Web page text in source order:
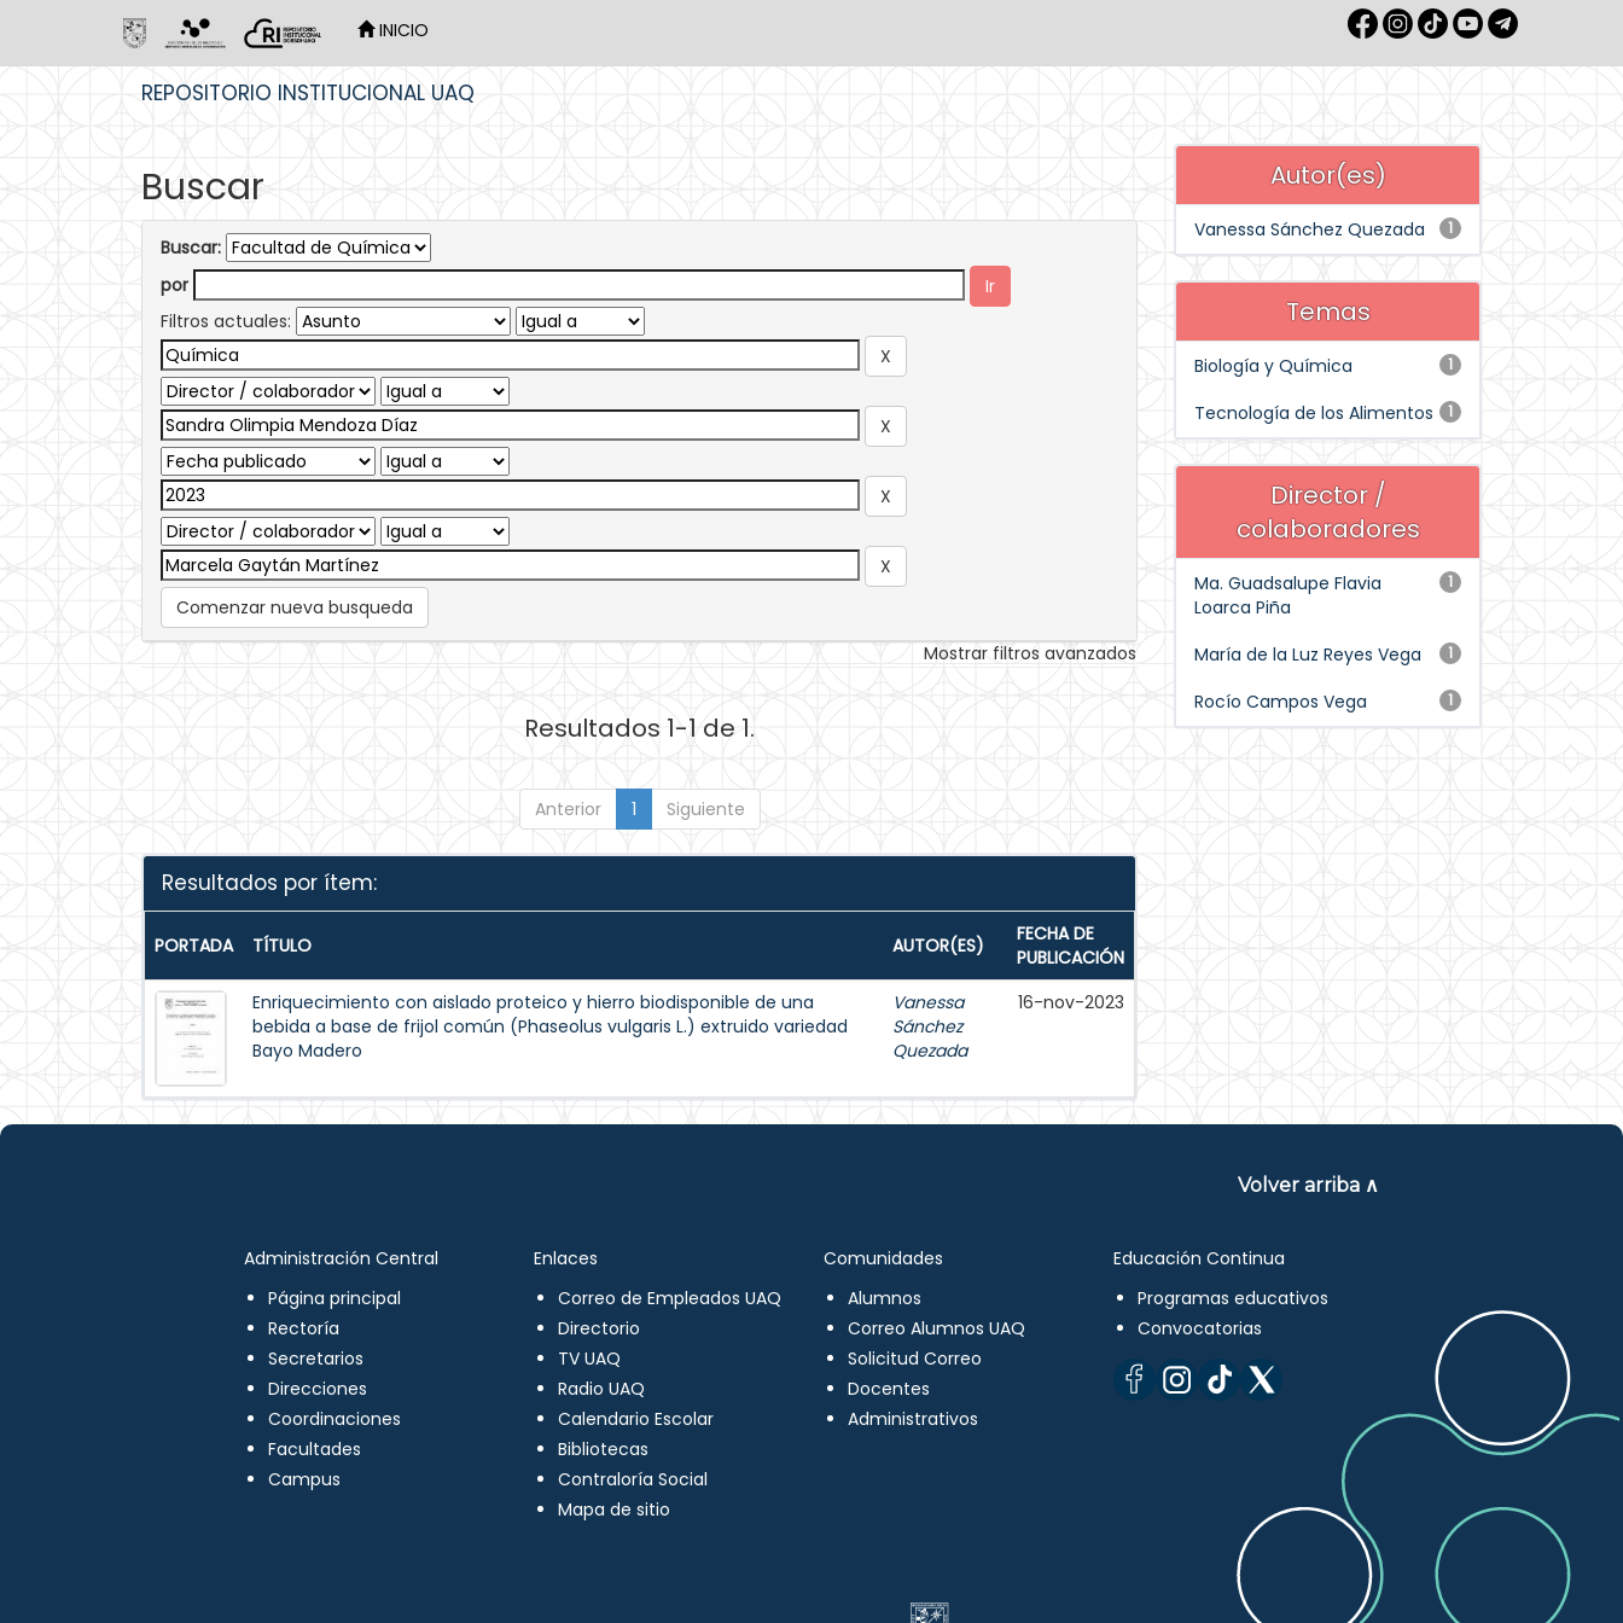
INICIO
REPOSITORIO INSTITUCIONAL UAQ
Buscar
Buscar:
por
Filtros actuales:
Comenzar nueva busqueda
Mostrar filtros avanzados
Resultados 1-1 de 1.
Anterior 1 Siguiente
Resultados por ítem:
PORTADA TÍTULO AUTOR(ES)
FECHA DE
PUBLICACIÓN
Enriquecimiento con aislado proteico y hierro biodisponible de una
bebida a base de frijol común (Phaseolus vulgaris L.) extruido variedad
Bayo Madero
Vanessa
Sánchez
Quezada
16-nov-2023
Autor(es)
1
Vanessa Sánchez Quezada
Temas
1
Biología y Química
1
Tecnología de los Alimentos
Director /
colaboradores
1
Ma. Guadsalupe Flavia
Loarca Piña
1
María de la Luz Reyes Vega
1
Rocío Campos Vega
Volver arriba ∧
Administración Central
Página principal
Rectoría
Secretarios
Direcciones
Coordinaciones
Facultades
Campus
Enlaces
Correo de Empleados UAQ
Directorio
TV UAQ
Radio UAQ
Calendario Escolar
Bibliotecas
Contraloría Social
Mapa de sitio
Comunidades
Alumnos
Correo Alumnos UAQ
Solicitud Correo
Docentes
Administrativos
Educación Continua
Programas educativos
Convocatorias